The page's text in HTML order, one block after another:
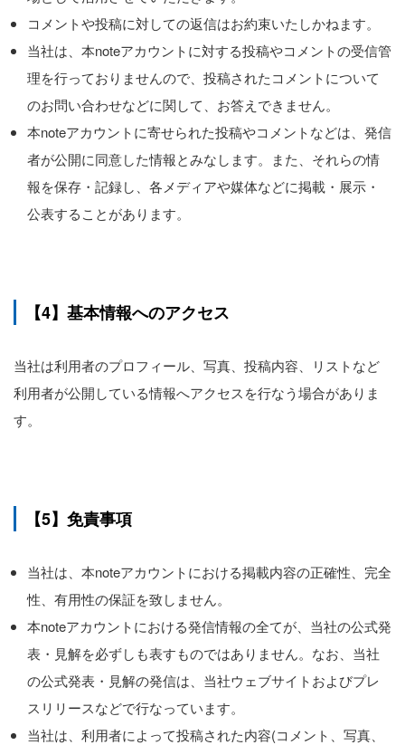
コメントや投稿に対しての返信はお約束いたしかねます。
当社は、本noteアカウントに対する投稿やコメントの受信管
理を行っておりませんので、投稿されたコメントについて
のお問い合わせなどに関して、お答えできません。
本noteアカウントに寄せられた投稿やコメントなどは、発信
者が公開に同意した情報とみなします。また、それらの情
報を保存・記録し、各メディアや媒体などに掲載・展示・
公表することがあります。
【4】基本情報へのアクセス
当社は利用者のプロフィール、写真、投稿内容、リストなど
利用者が公開している情報へアクセスを行なう場合がありま
す。
【5】免責事項
当社は、本noteアカウントにおける掲載内容の正確性、完全
性、有用性の保証を致しません。
本noteアカウントにおける発信情報の全てが、当社の公式発
表・見解を必ずしも表すものではありません。なお、当社
の公式発表・見解の発信は、当社ウェブサイトおよびプレ
スリリースなどで行なっています。
当社は、利用者によって投稿された内容(コメント、写真、